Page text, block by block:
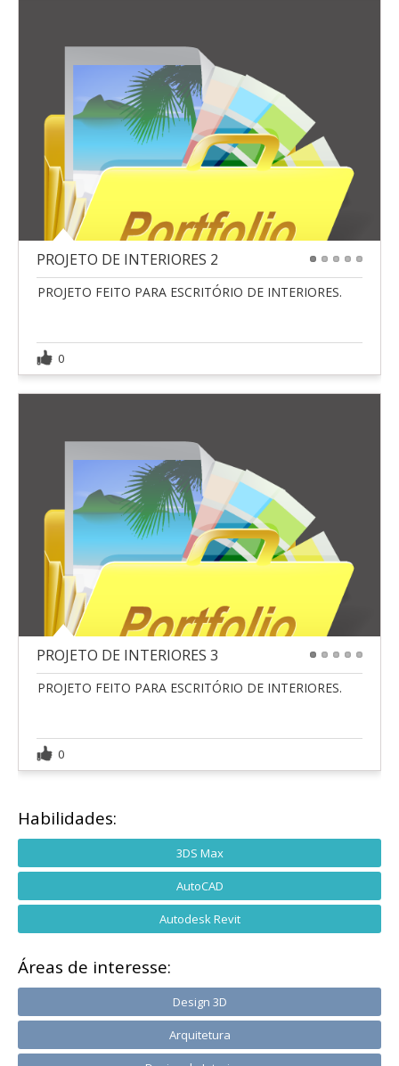
PROJETO DE INTERIORES 2
PROJETO FEITO PARA ESCRITÓRIO DE INTERIORES.
0
PROJETO DE INTERIORES 3
PROJETO FEITO PARA ESCRITÓRIO DE INTERIORES.
0
Habilidades:
3DS Max
AutoCAD
Autodesk Revit
Áreas de interesse:
Design 3D
Arquitetura